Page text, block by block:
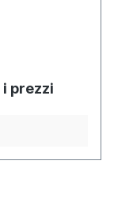
prezzi